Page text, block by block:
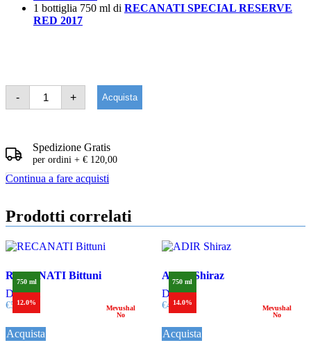
1 bottiglia 750 ml di RECANATI SPECIAL RESERVE
RED 2017
-
RECANATI
Special
Reserve
+ Acquista
Spedizione Gratis
per ordini + € 120,00
Continua a fare acquisti
Prodotti correlati
750 ml
12.0%
Mevushal
No
RECANATI Bittuni
Dettagli
€50,00
Acquista
750 ml
14.0%
Mevushal
No
ADIR Shiraz
Dettagli
€45,00
Acquista